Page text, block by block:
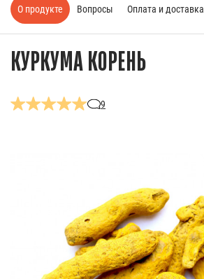
КУРКУМА КОРЕНЬ
9
О продукте Вопросы Оплата и доставка